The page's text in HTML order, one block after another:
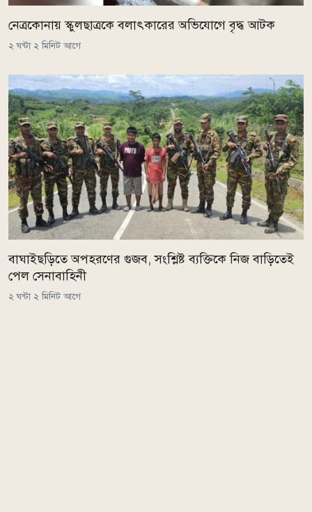
নেত্রকোনায় স্কুলছাত্রকে বলাৎকারের অভিযোগে বৃদ্ধ আটক
২ ঘন্টা ২ মিনিট আগে
বাঘাইছড়িতে অপহরণের গুজব, সংশ্লিষ্ট ব্যক্তিকে নিজ বাড়িতেই
পেল সেনাবাহিনী
২ ঘন্টা ২ মিনিট আগে